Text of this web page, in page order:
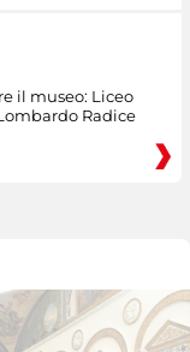
il museo: Liceo
Radice